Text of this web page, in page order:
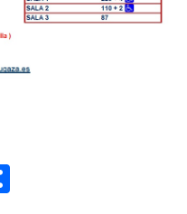
Share